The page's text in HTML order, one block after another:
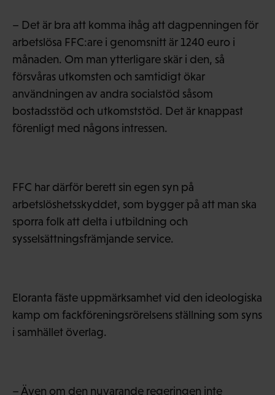
– Det är bra att komma ihåg att dagpenningen för
arbetslösa FFC:are i genomsnitt är 1240 euro i
månaden. Om man ytterligare skär i den, så
försvåras utkomsten och samtidigt ökar
användningen av andra socialstöd såsom
bostadsstöd och utkomststöd. Det är knappast
förenligt med någons intressen.
FFC har därför berett sin egen syn på
arbetslöshetsskyddet, som bygger på att man ska
sporra folk att delta i utbildning och
sysselsättningsfrämjande service.
Eloranta fäste uppmärksamhet vid den ideologiska
kamp om fackföreningsrörelsens ställning som syns
i samhället överlag.
– Även om den nuvarande regeringen inte